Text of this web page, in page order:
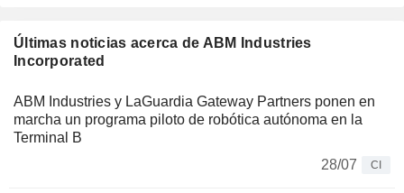
Últimas noticias acerca de ABM Industries
Incorporated
ABM Industries y LaGuardia Gateway Partners ponen en
marcha un programa piloto de robótica autónoma en la
Terminal B
28/07
CI